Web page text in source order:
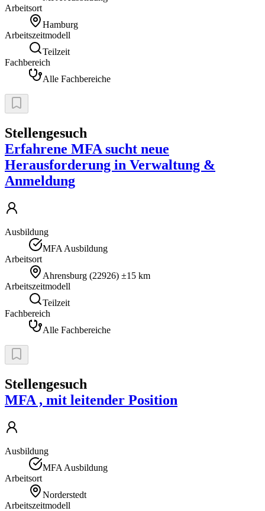
Arbeitsort
Hamburg
Arbeitszeitmodell
Teilzeit
Fachbereich
Alle Fachbereiche
Stellengesuch
Erfahrene MFA sucht neue
Herausforderung in Verwaltung &
Anmeldung
Ausbildung
MFA Ausbildung
Arbeitsort
Ahrensburg (22926) ±15 km
Arbeitszeitmodell
Teilzeit
Fachbereich
Alle Fachbereiche
Stellengesuch
MFA , mit leitender Position
Ausbildung
MFA Ausbildung
Arbeitsort
Norderstedt
Arbeitszeitmodell